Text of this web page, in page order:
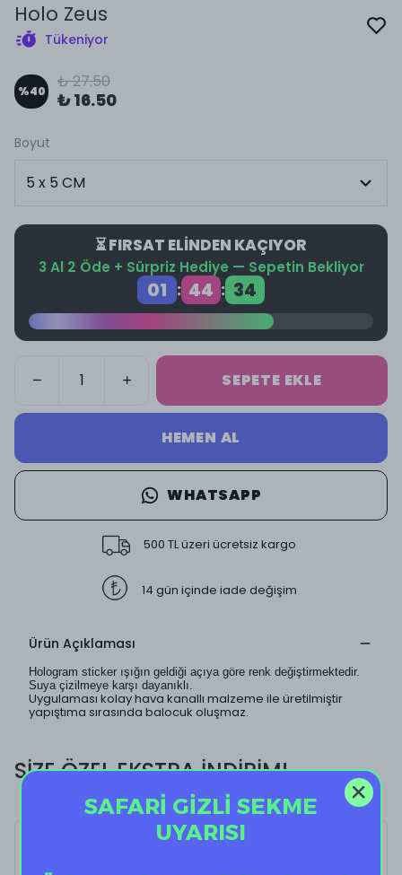
Holo Zeus
Tükeniyor
%40 ₺ 27.50
₺ 16.50
Boyut
⏳ FIRSAT ELİNDEN KAÇIYOR
3 Al 2 Öde + Sürpriz Hediye — Sepetin Bekliyor
01 : 44 : 34
SEPETE EKLE
HEMEN AL
WHATSAPP
500 TL üzeri ücretsiz kargo
14 gün içinde iade değişim
Ürün Açıklaması
Hologram sticker ışığın geldiği açıya göre renk değiştirmektedir.
Suya çizilmeye karşı dayanıklı.
Uygulaması kolay hava kanallı malzeme ile üretilmiştir
yapıştıma sırasında balocuk oluşmaz.
SİZE ÖZEL EKSTRA İNDİRİM!
SAFARİ GİZLİ SEKME
UYARISI